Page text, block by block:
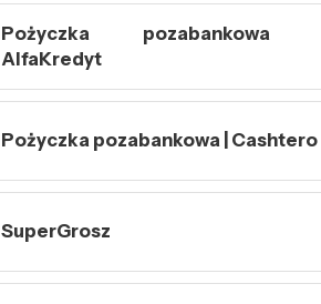
Pożyczka pozabankowa |
AlfaKredyt
Pożyczka pozabankowa | Cashtero
SuperGrosz